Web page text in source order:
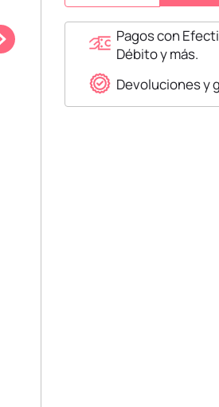
Pagos con
Débito y más.
Devoluciones y